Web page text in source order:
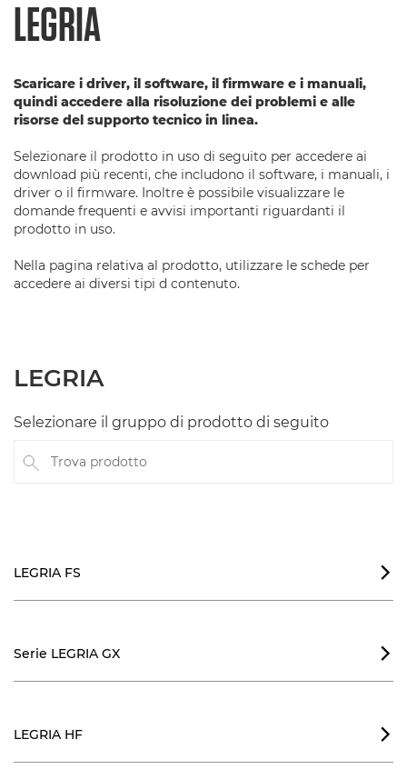
LEGRIA
Scaricare i driver, il software, il firmware e i manuali,
quindi accedere alla risoluzione dei problemi e alle
risorse del supporto tecnico in linea.
Selezionare il prodotto in uso di seguito per accedere ai
download più recenti, che includono il software, i manuali, i
driver o il firmware. Inoltre è possibile visualizzare le
domande frequenti e avvisi importanti riguardanti il
prodotto in uso.
Nella pagina relativa al prodotto, utilizzare le schede per
accedere ai diversi tipi d contenuto.
LEGRIA
Selezionare il gruppo di prodotto di seguito
Trova prodotto
LEGRIA FS 
Serie LEGRIA GX 
LEGRIA HF 